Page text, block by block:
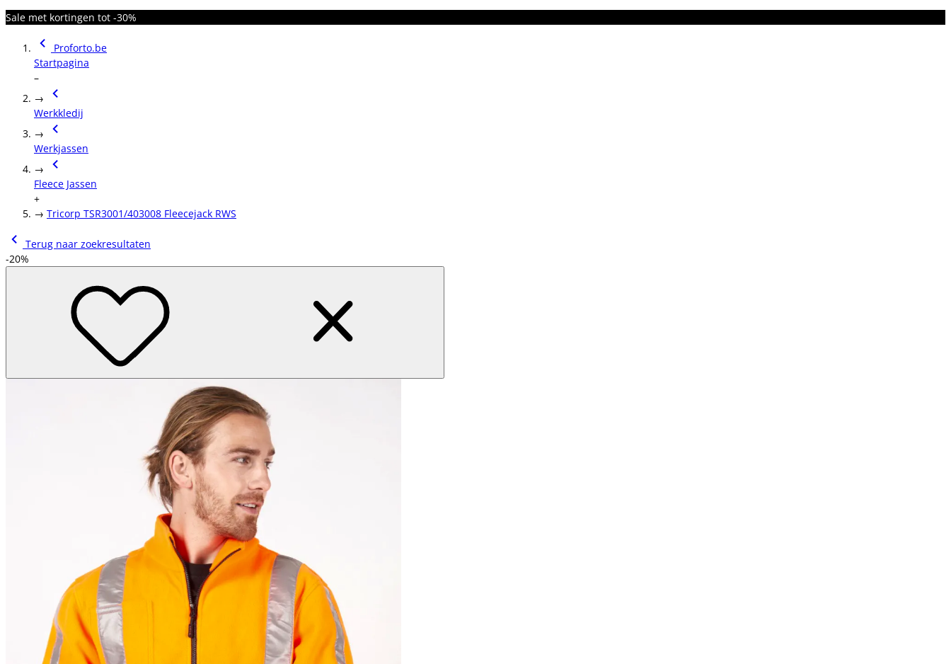
Sale met kortingen tot -30%
Proforto.be
Startpagina
–
→
Werkkledij
→
Werkjassen
→
Fleece Jassen
+
→ Tricorp TSR3001/403008 Fleecejack RWS
Terug naar zoekresultaten
-20%